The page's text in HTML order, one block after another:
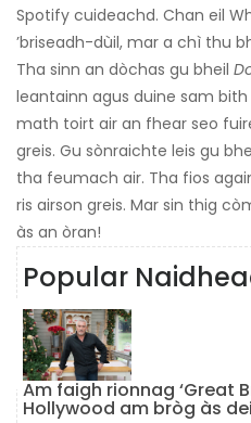
Spotify cuideachd. Chan eil
’briseadh-dùil, mar a chì thu
Tha sinn an dòchas gu bheil
leantainn agus duine sam
math toirt air an fhear seo
greis. Gu sònraichte leis gu
tha feumach air. Tha fios
ris airson greis. Mar sin thig
às an òran!
Popular
Am faigh rionnag ‘Great
Hollywood am bròg às